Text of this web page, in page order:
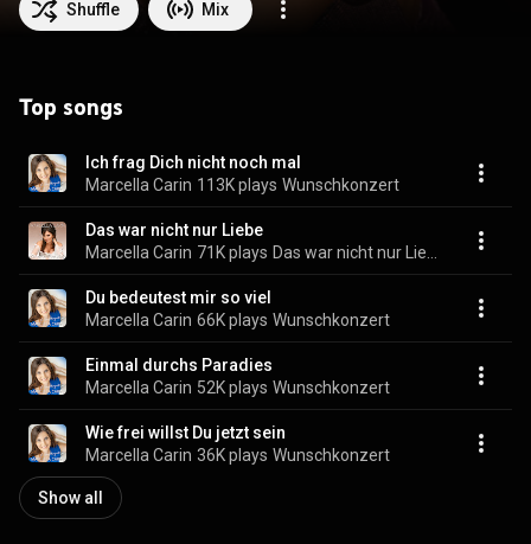
Shuffle Mix
Top songs
Ich frag Dich nicht noch mal
Marcella Carin 113K plays Wunschkonzert
Das war nicht nur Liebe
Marcella Carin 71K plays
Du bedeutest mir so viel
Marcella Carin 66K plays Wunschkonzert
Einmal durchs Paradies
Marcella Carin 52K plays Wunschkonzert
Wie frei willst Du jetzt sein
Marcella Carin 36K plays Wunschkonzert
Show all